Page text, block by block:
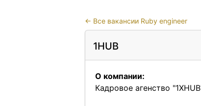
← Все вакансии Ruby engineer
1HUB
О компании:
Кадровое агенство